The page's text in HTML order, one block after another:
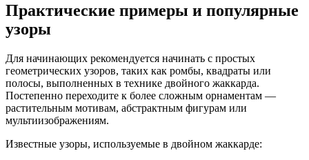
Практические примеры и популярные
узоры
Для начинающих рекомендуется начинать с простых
геометрических узоров, таких как ромбы, квадраты или
полосы, выполненных в технике двойного жаккарда.
Постепенно переходите к более сложным орнаментам —
растительным мотивам, абстрактным фигурам или
мультиизображениям.
Известные узоры, используемые в двойном жаккарде: